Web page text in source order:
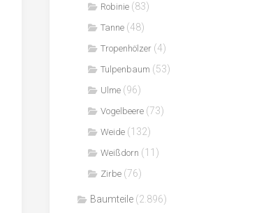
Robinie (83)
Tanne (48)
Tropenhölzer (4)
Tulpenbaum (53)
Ulme (96)
Vogelbeere (73)
Weide (132)
Weißdorn (11)
Zirbe (76)
Baumteile (2.896)